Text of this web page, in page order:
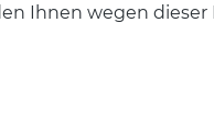
Ihnen wegen